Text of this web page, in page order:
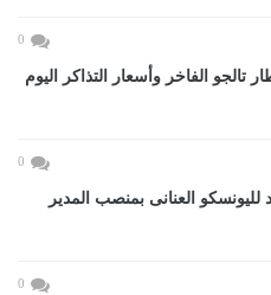
0
تالجو الفاخر وأسعار التذاكر اليوم
0
العنانى بمنصب المدير
0